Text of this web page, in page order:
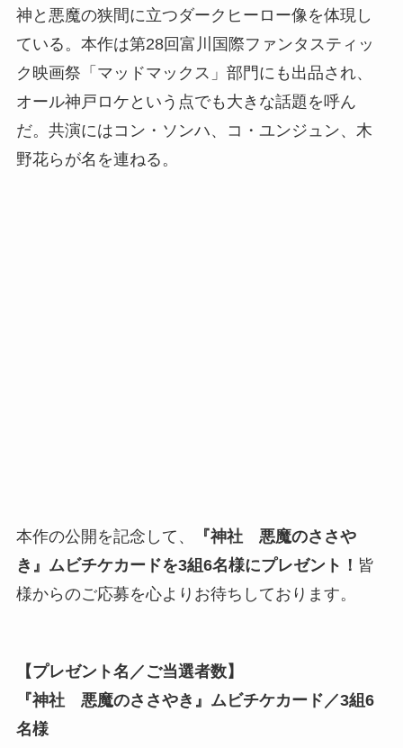
神と悪魔の狭間に立つダークヒーロー像を体現し
ている。本作は第28回富川国際ファンタスティッ
ク映画祭「マッドマックス」部門にも出品され、
オール神戸ロケという点でも大きな話題を呼ん
だ。共演にはコン・ソンハ、コ・ユンジュン、木
野花らが名を連ねる。
本作の公開を記念して、
『神社 悪魔のささや
き』ムビチケカードを3組6名様にプレゼント！ 皆
様からのご応募を心よりお待ちしております。
【プレゼント名／ご当選者数】
『神社 悪魔のささやき』ムビチケカード／3組6
名様